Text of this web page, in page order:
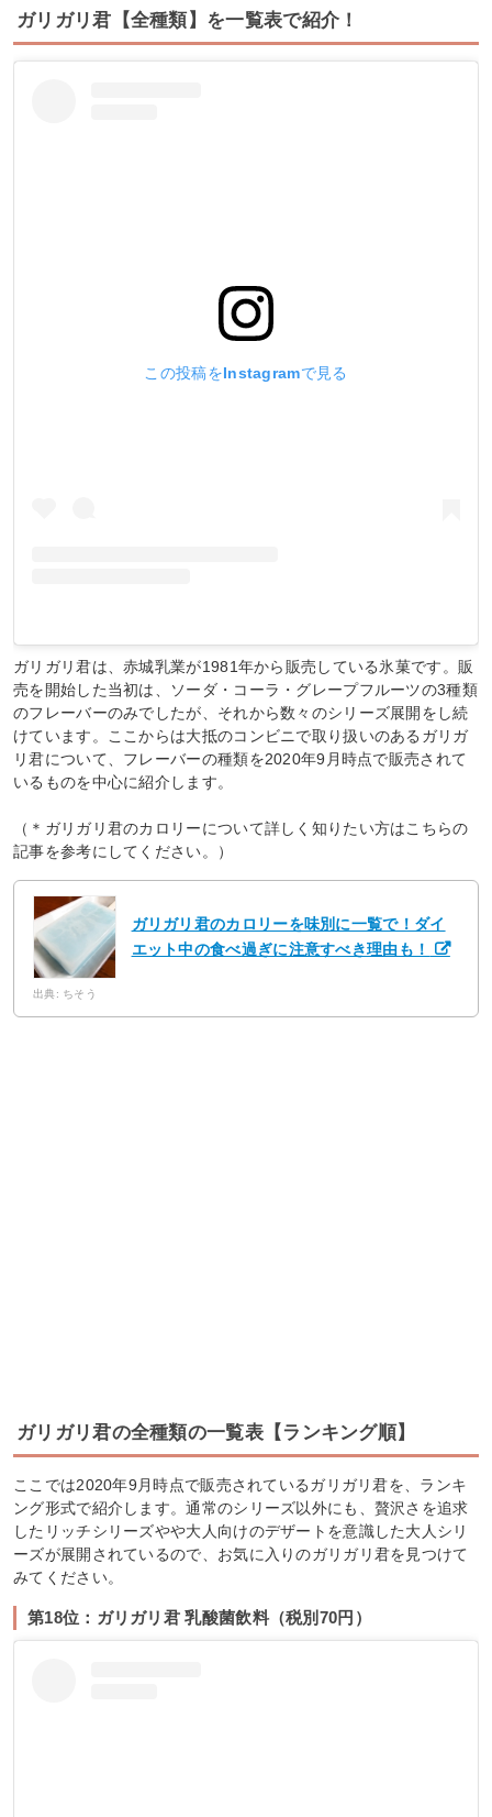
ガリガリ君【全種類】を一覧表で紹介！
この投稿をInstagramで見る
ガリガリ君は、赤城乳業が1981年から販売している氷菓です。販
売を開始した当初は、ソーダ・コーラ・グレープフルーツの3種類
のフレーバーのみでしたが、それから数々のシリーズ展開をし続
けています。ここからは大抵のコンビニで取り扱いのあるガリガ
リ君について、フレーバーの種類を2020年9月時点で販売されて
いるものを中心に紹介します。
（＊ガリガリ君のカロリーについて詳しく知りたい方はこちらの
記事を参考にしてください。）
ガリガリ君のカロリーを味別に一覧で！ダイ
エット中の食べ過ぎに注意すべき理由も！
出典: ちそう
ガリガリ君の全種類の一覧表【ランキング順】
ここでは2020年9月時点で販売されているガリガリ君を、ランキ
ング形式で紹介します。通常のシリーズ以外にも、贅沢さを追求
したリッチシリーズやや大人向けのデザートを意識した大人シリ
ーズが展開されているので、お気に入りのガリガリ君を見つけて
みてください。
第18位：ガリガリ君 乳酸菌飲料（税別70円）